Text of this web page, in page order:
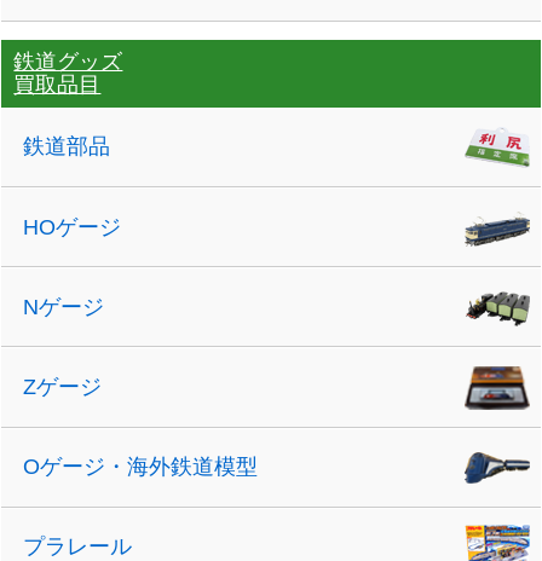
鉄道グッズ
買取品目
鉄道部品
HOゲージ
Nゲージ
Zゲージ
Oゲージ・海外鉄道模型
プラレール